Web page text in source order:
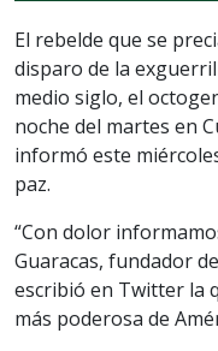
El rebelde que se
disparo de la
medio siglo, el
noche del martes en
informó este
paz.
“Con dolor
Guaracas, fundador
escribió en Twitter la
más poderosa de